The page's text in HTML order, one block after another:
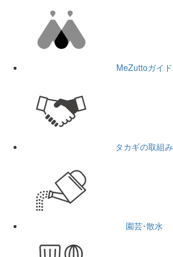
MeZuttoガイド
タカギの取組み
園芸･散水